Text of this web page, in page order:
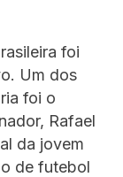
foi
Um dos
foi o
Rafael
da jovem
de futebol